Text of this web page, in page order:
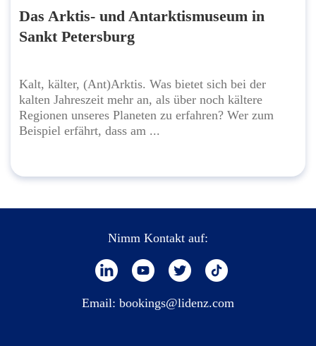
Das Arktis- und Antarktismuseum in
Sankt Petersburg
Kalt, kälter, (Ant)Arktis. Was bietet sich bei der
kalten Jahreszeit mehr an, als über noch kältere
Regionen unseres Planeten zu erfahren? Wer zum
Beispiel erfährt, dass am ...
Nimm Kontakt auf:
Email: bookings@lidenz.com